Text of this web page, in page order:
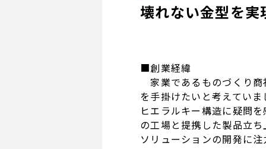
壊れない金型を
■創業経緯
家業であるものづくり商
を手掛けたいと考えてい
ヒエラルキー構造に疑問
の工場と提携した製品立
ソリューションの開発に